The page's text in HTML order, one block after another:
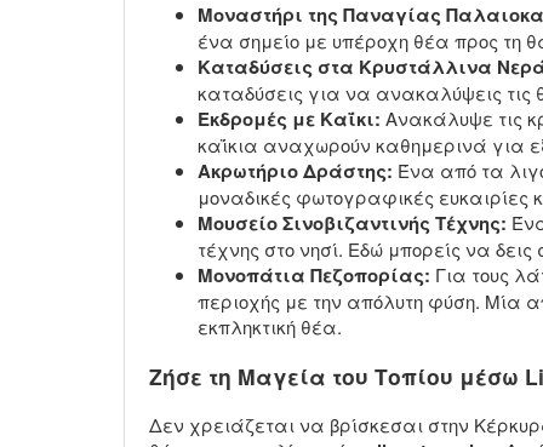
Μοναστήρι της Παναγίας
ένα σημείο με υπέροχη θέα προς τη
Καταδύσεις στα Κρυστάλλινα
καταδύσεις για να ανακαλύψεις τις
Εκδρομές με Καΐκι: Ανακάλυψε τις
καΐκια αναχωρούν καθημερινά για
Ακρωτήριο Δράστης: Ένα από τα
μοναδικές φωτογραφικές
Μουσείο Σινοβιζαντινής Τέχνης:
τέχνης στο νησί. Εδώ μπορείς να
Μονοπάτια Πεζοπορίας: Για τους
περιοχής με την απόλυτη φύση. Μία
εκπληκτική θέα.
Ζήσε τη Μαγεία του Τοπίου μέσω
Δεν χρειάζεται να βρίσκεσαι στην